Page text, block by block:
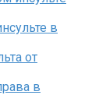
в
от
в